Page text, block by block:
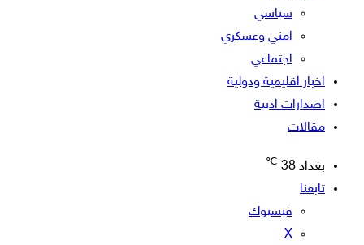
سياسي
امني وعسكري
اجتماعي
اخبار اقليمية ودولية
اصدارات ادبية
مقالات
بغداد 38
℃
تابعنا
فيسبوك
‫X